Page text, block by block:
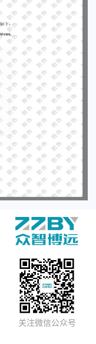
关注微信公众号